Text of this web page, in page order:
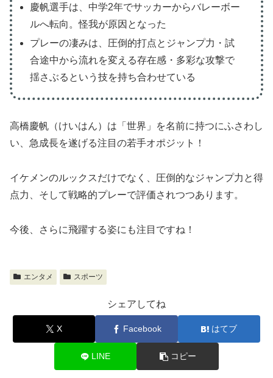
慶帆選手は、中学2年でサッカーからバレーボー
ルへ転向。怪我が原因となった
プレーの凄みは、圧倒的打点とジャンプ力・試
合途中から流れを変える存在感・多彩な攻撃で
揺さぶるという技を持ち合わせている
高橋慶帆（けいはん）は「世界」を名前に持つにふさわし
い、急成長を遂げる注目の若手オポジット！
イケメンのルックスだけでなく、圧倒的なジャンプ力と得
点力、そして戦略的プレーで評価されつつあります。
今後、さらに飛躍する姿にも注目ですね！
エンタメ スポーツ
シェアしてね
X Facebook はてブ
LINE コピー